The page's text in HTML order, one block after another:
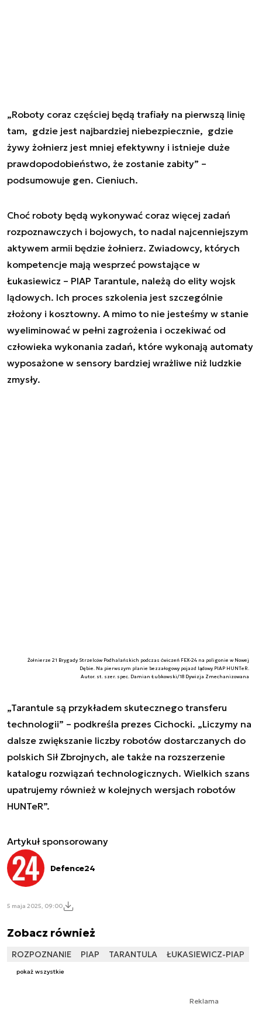
„Roboty coraz częściej będą trafiały na pierwszą linię
tam, gdzie jest najbardziej niebezpiecznie, gdzie
żywy żołnierz jest mniej efektywny i istnieje duże
prawdopodobieństwo, że zostanie zabity” –
podsumowuje gen. Cieniuch.
Choć roboty będą wykonywać coraz więcej zadań
rozpoznawczych i bojowych, to nadal najcenniejszym
aktywem armii będzie żołnierz. Zwiadowcy, których
kompetencje mają wesprzeć powstające w
Łukasiewicz – PIAP Tarantule, należą do elity wojsk
lądowych. Ich proces szkolenia jest szczególnie
złożony i kosztowny. A mimo to nie jesteśmy w stanie
wyeliminować w pełni zagrożenia i oczekiwać od
człowieka wykonania zadań, które wykonają automaty
wyposażone w sensory bardziej wrażliwe niż ludzkie
zmysły.
Żołnierze 21 Brygady Strzelców Podhalańskich podczas ćwiczeń FEX-24 na poligonie w Nowej
Dębie. Na pierwszym planie bezzałogowy pojazd lądowy PIAP HUNTeR.
Autor. st. szer. spec. Damian Łubkowski/18 Dywizja Zmechanizowana
„Tarantule są przykładem skutecznego transferu
technologii” – podkreśla prezes Cichocki. „Liczymy na
dalsze zwiększanie liczby robotów dostarczanych do
polskich Sił Zbrojnych, ale także na rozszerzenie
katalogu rozwiązań technologicznych. Wielkich szans
upatrujemy również w kolejnych wersjach robotów
HUNTeR”.
Artykuł sponsorowany
Defence24
5 maja 2025, 09:00
Zobacz również
ROZPOZNANIE PIAP TARANTULA ŁUKASIEWICZ-PIAP
pokaż wszystkie
Reklama